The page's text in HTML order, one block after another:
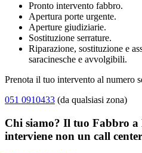
Pronto intervento fabbro.
Apertura porte urgente.
Aperture giudiziarie.
Sostituzione serrature.
Riparazione, sostituzione e
saracinesche e avvolgibili.
Prenota il tuo intervento al numero
051 0910433 (da qualsiasi zona)
Chi siamo? Il tuo Fabbro a
interviene non un call center